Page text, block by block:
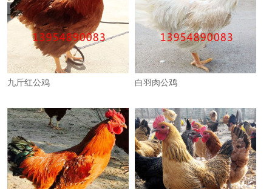
九斤红公鸡 白羽肉公鸡